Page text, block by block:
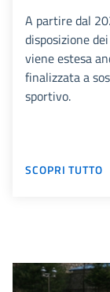
A partire dal
disposizione
viene estesa
finalizzata a
sportivo.
SCOPRI TUTTO